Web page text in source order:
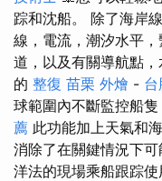
踪和沈船。 除了海岸
線，電流，潮汐水平
道，以及有關導航點，
的 整復 苗栗 外燴 -
球範圍內不斷監控船
薦 此功能加上天氣和
消除了在關鍵情況下
洋法的現場乘船跟踪